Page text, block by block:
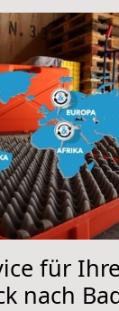
für
nach